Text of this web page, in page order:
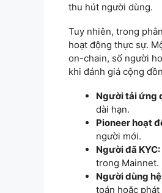
thu hút người dùng.
Tuy nhiên, trong
hoạt động thực sự.
on-chain, số người
khi đánh giá cộng
Người tải ứng
dài hạn.
Pioneer hoạt
người mới.
Người đã KYC:
trong Mainnet.
Người dùng
toán hoặc